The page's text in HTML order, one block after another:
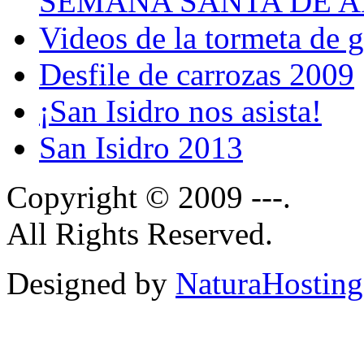
Videos de la tormeta de
Desfile de carrozas 2009
¡San Isidro nos asista!
San Isidro 2013
Copyright © 2009 ---.
All Rights Reserved.
Designed by NaturaHosting